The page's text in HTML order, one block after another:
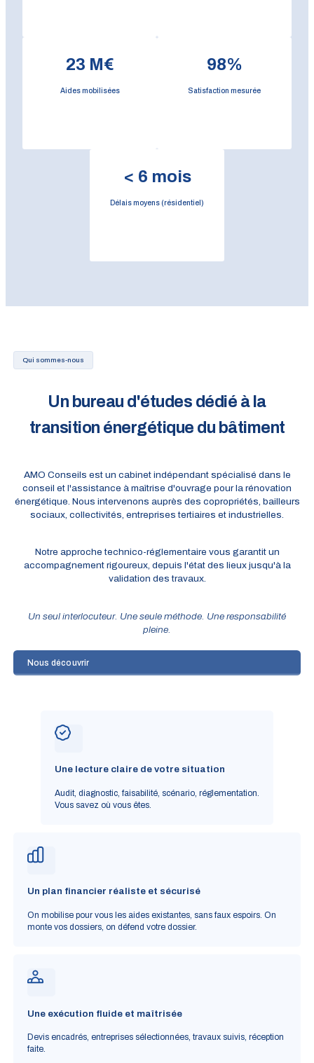
23 M€
Aides mobilisées
98%
Satisfaction mesurée
< 6 mois
Délais moyens (résidentiel)
Qui sommes-nous
Un bureau d'études dédié à la
transition énergétique du bâtiment
AMO Conseils est un cabinet indépendant spécialisé dans le
conseil et l'assistance à maîtrise d'ouvrage pour la rénovation
énergétique. Nous intervenons auprès des copropriétés, bailleurs
sociaux, collectivités, entreprises tertiaires et industrielles.
Notre approche technico-réglementaire vous garantit un
accompagnement rigoureux, depuis l'état des lieux jusqu'à la
validation des travaux.
Un seul interlocuteur. Une seule méthode. Une responsabilité
pleine.
Nous découvrir
Une lecture claire de votre situation
Audit, diagnostic, faisabilité, scénario, réglementation.
Vous savez où vous êtes.
Un plan financier réaliste et sécurisé
On mobilise pour vous les aides existantes, sans faux espoirs. On
monte vos dossiers, on défend votre dossier.
Une exécution fluide et maîtrisée
Devis encadrés, entreprises sélectionnées, travaux suivis, réception
faite.